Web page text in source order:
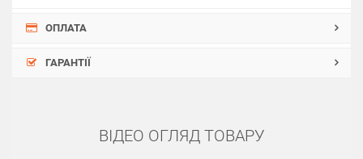
ОПЛАТА
ГАРАНТІЇ
ВІДЕО ОГЛЯД ТОВАРУ